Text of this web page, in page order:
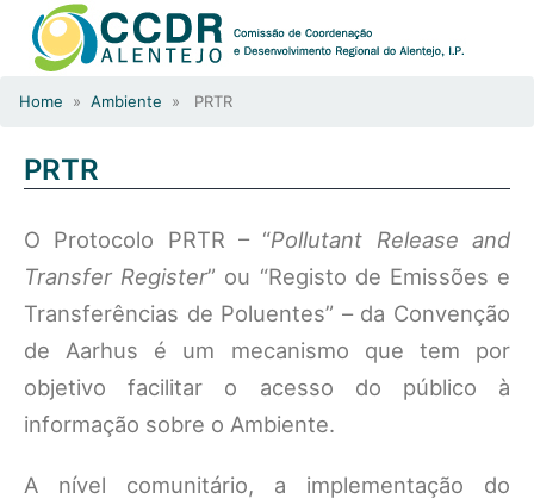
Home » Ambiente » PRTR
PRTR
O Protocolo PRTR – “Pollutant Release and
Transfer Register” ou “Registo de Emissões e
Transferências de Poluentes” – da Convenção
de Aarhus é um mecanismo que tem por
objetivo facilitar o acesso do público à
informação sobre o Ambiente.
A nível comunitário, a implementação do